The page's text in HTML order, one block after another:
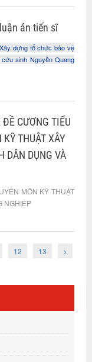
án tiến sĩ
dựng tổ chức bảo vệ
sinh Nguyễn Quang
CƯƠNG TIỂU
THUẬT XÂY
DÂN DỤNG VÀ
MÔN KỸ THUẬT
NGHIỆP
12 13
>